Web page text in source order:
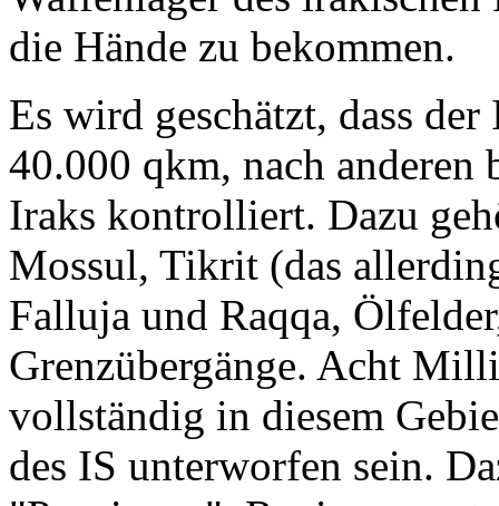
die Hände zu bekommen.
Es wird geschätzt, dass
40.000 qkm, nach
Iraks kontrolliert. Dazu
Mossul, Tikrit (das
Falluja und Raqqa,
Grenzübergänge. Acht
vollständig in diesem
des IS unterworfen sein.